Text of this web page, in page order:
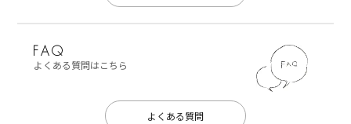
よくある質問はこちら
よくある質問